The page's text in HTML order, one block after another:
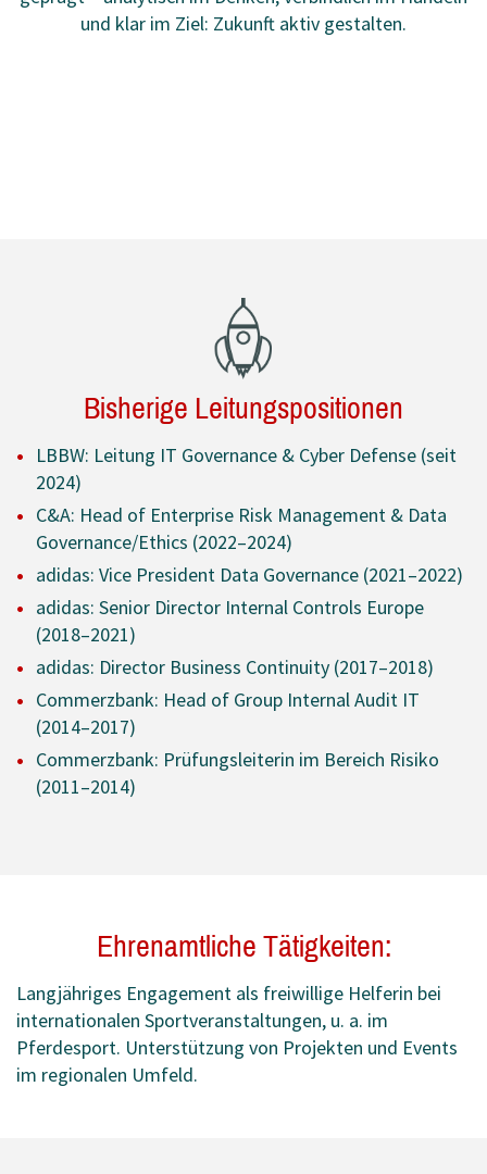
und klar im Ziel: Zukunft aktiv gestalten.
Bisherige Leitungspositionen
LBBW: Leitung IT Governance & Cyber Defense (seit
2024)
C&A: Head of Enterprise Risk Management & Data
Governance/Ethics (2022–2024)
adidas: Vice President Data Governance (2021–2022)
adidas: Senior Director Internal Controls Europe
(2018–2021)
adidas: Director Business Continuity (2017–2018)
Commerzbank: Head of Group Internal Audit IT
(2014–2017)
Commerzbank: Prüfungsleiterin im Bereich Risiko
(2011–2014)
Ehrenamtliche Tätigkeiten:
Langjähriges Engagement als freiwillige Helferin bei
internationalen Sportveranstaltungen, u. a. im
Pferdesport. Unterstützung von Projekten und Events
im regionalen Umfeld.